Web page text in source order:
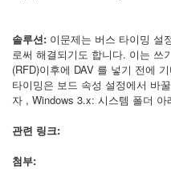
솔루션: 이문제는 버스 타이밍 설
로써 해결되기도 합니다. 이는 쓰
(RFD)이후에 DAV 를 넣기 전에
타이밍은 보드 속성 설정에서 바
자 , Windows 3.x: 시스템 폴더
관련 링크:
첨부: